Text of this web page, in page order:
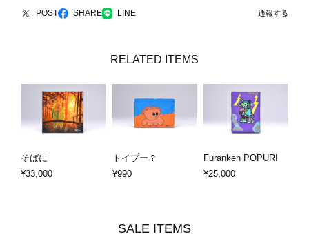
POST SHARE LINE 通報する
RELATED ITEMS
そばに
¥33,000
トイプー？
¥990
Furanken POPURI
¥25,000
SALE ITEMS